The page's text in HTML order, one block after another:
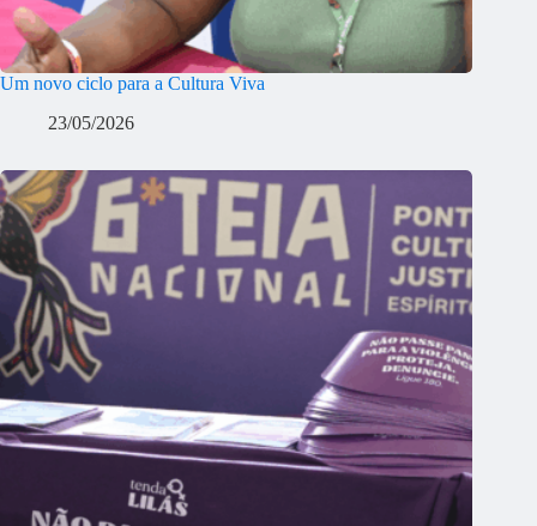
Um novo ciclo para a Cultura Viva
23/05/2026